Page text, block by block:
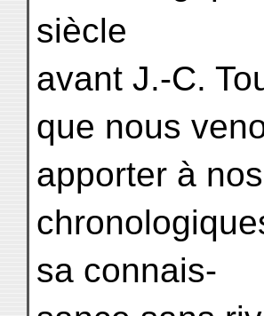
siècle
avant J.-C.
que nous
apporter à
sa connais-